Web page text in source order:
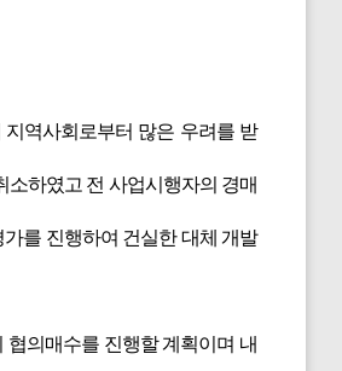
역사회로부터 많은 우려를 받
하였고 전 사업시행자의 경매
를 진행하여 건실한 대체 개발
의매수를 진행할 계획이며 내